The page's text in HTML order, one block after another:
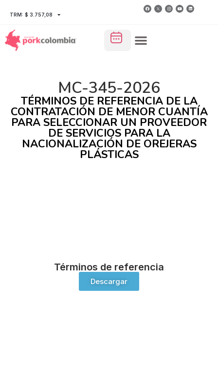
TRM: $ 3.757,08
MC-345-2026
TÉRMINOS DE REFERENCIA DE LA
CONTRATACIÓN DE MENOR CUANTÍA
PARA SELECCIONAR UN PROVEEDOR
DE SERVICIOS PARA LA
NACIONALIZACIÓN DE OREJERAS
PLÁSTICAS
Términos de referencia
Descargar